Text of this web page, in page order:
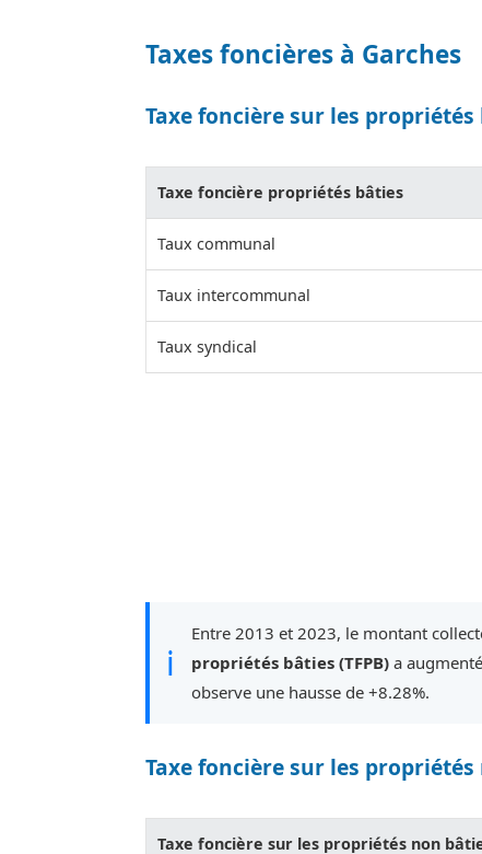
Taxes foncières à Garches
Taxe foncière sur les propriétés
Taxe foncière propriétés bâties
Taux communal
Taux intercommunal
Taux syndical
ℹ
Entre 2013 et 2023, le montant
propriétés bâties (TFPB) a
observe une hausse de +8.28%.
Taxe foncière sur les
Taxe foncière sur les propriétés non